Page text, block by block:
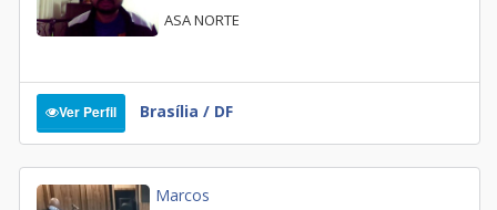
ASA NORTE
Ver Perfil Brasília / DF
Marcos